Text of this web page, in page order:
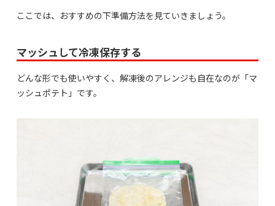
ここでは、おすすめの下準備方法を見ていきましょう。
マッシュして冷凍保存する
どんな形でも使いやすく、解凍後のアレンジも自在なのが「マ
ッシュポテト」です。